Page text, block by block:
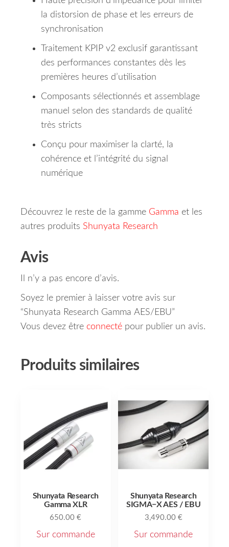
la distorsion de phase et les erreurs de
synchronisation
Traitement KPIP v2 exclusif garantissant
des performances constantes dès les
premières heures d’utilisation
Composants sélectionnés et assemblage
manuel selon des standards de qualité
très stricts
Conçu pour maximiser la clarté, la
cohérence et l’intégrité du signal
numérique
Découvrez le reste de la gamme Gamma et les
autres produits Shunyata Research
Avis
Il n’y a pas encore d’avis.
Soyez le premier à laisser votre avis sur
“Shunyata Research Gamma AES/EBU”
Vous devez être connecté pour publier un avis.
Produits similaires
Shunyata Research
Gamma XLR
650.00€
Sur commande
Shunyata Research
SIGMA−X AES / EBU
3,490.00 €
Sur commande